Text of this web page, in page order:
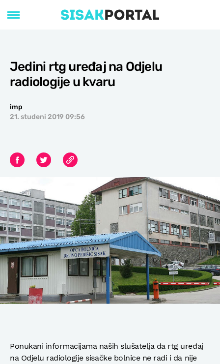
Jedini rtg uređaj na Odjelu
radiologije u kvaru
imp
21. studeni 2019 09:56
Ponukani informacijama naših slušatelja da rtg uređaj
na Odjelu radiologije sisačke bolnice ne radi i da nije